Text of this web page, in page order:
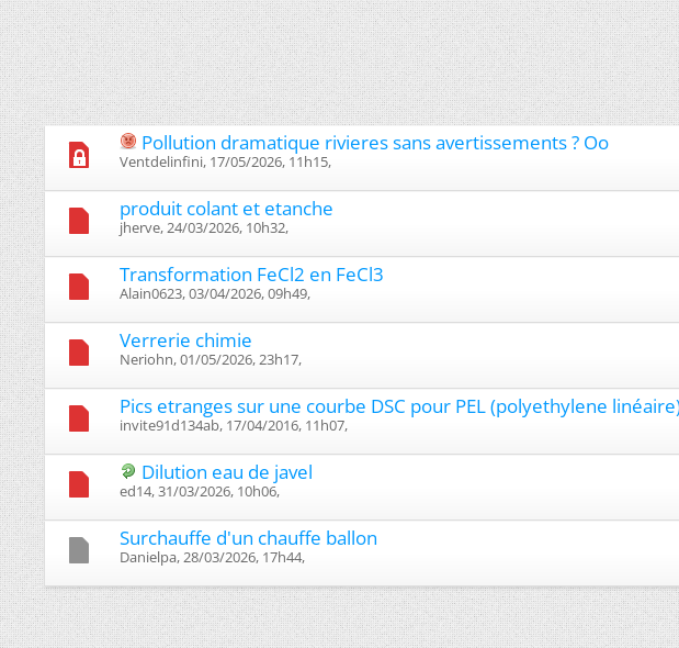
Pollution dramatique rivieres sans avertissements ? Oo
Ventdelinfini, 17/05/2026, 11h15, ‎
produit colant et etanche
jherve, 24/03/2026, 10h32, ‎
Transformation FeCl2 en FeCl3
Alain0623, 03/04/2026, 09h49, ‎
Verrerie chimie
Neriohn, 01/05/2026, 23h17, ‎
Pics etranges sur une courbe DSC pour PEL (polyethylene
invite91d134ab, 17/04/2016, 11h07, ‎
Dilution eau de javel
ed14, 31/03/2026, 10h06, ‎
Surchauffe d'un chauffe ballon
Danielpa, 28/03/2026, 17h44, ‎